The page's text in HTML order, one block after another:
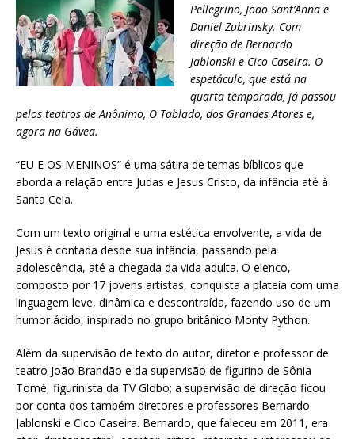
Pellegrino, João Sant’Anna e
Daniel Zubrinsky. Com
direção de Bernardo
Jablonski e Cico Caseira. O
espetáculo, que está na
quarta temporada, já passou
pelos teatros de Anônimo, O Tablado, dos Grandes Atores e,
agora na Gávea.
“EU E OS MENINOS” é uma sátira de temas bíblicos que
aborda a relação entre Judas e Jesus Cristo, da infância até à
Santa Ceia.
Com um texto original e uma estética envolvente, a vida de
Jesus é contada desde sua infância, passando pela
adolescência, até a chegada da vida adulta. O elenco,
composto por 17 jovens artistas, conquista a plateia com uma
linguagem leve, dinâmica e descontraída, fazendo uso de um
humor ácido, inspirado no grupo britânico Monty Python.
Além da supervisão de texto do autor, diretor e professor de
teatro João Brandão e da supervisão de figurino de Sônia
Tomé, figurinista da TV Globo; a supervisão de direção ficou
por conta dos também diretores e professores Bernardo
Jablonski e Cico Caseira. Bernardo, que faleceu em 2011, era